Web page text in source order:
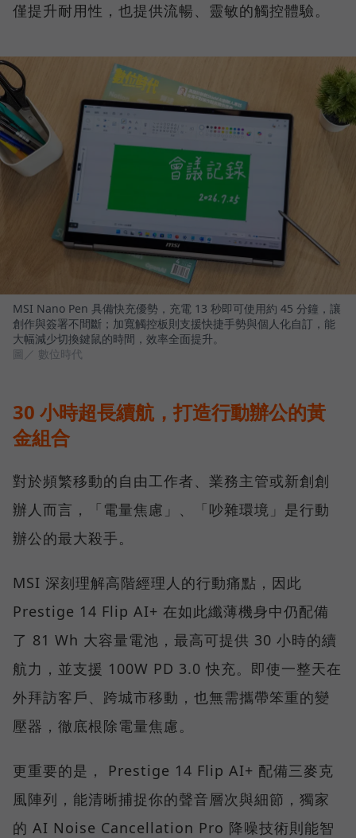
僅提升耐用性，也提供流暢、靈敏的觸控體驗。
MSI Nano Pen 具備快充優勢，充電 13 秒即可使用約 45 分鐘，讓
創作與簽署不間斷；加寬觸控板則支援快捷手勢與個人化自訂，能
大幅減少切換鍵鼠的時間，效率全面提升。
圖／ 數位時代
30 小時超長續航，打造行動辦公的黃
金組合
對於頻繁移動的自由工作者、業務主管或新創創
辦人而言，「電量焦慮」、「吵雜環境」是行動
辦公的最大殺手。
MSI 深刻理解高階經理人的行動痛點，因此
Prestige 14 Flip AI+ 在如此纖薄機身中仍配備
了 81 Wh 大容量電池，最高可提供 30 小時的續
航力，並支援 100W PD 3.0 快充。即使一整天在
外拜訪客戶、跨城市移動，也無需攜帶笨重的變
壓器，徹底根除電量焦慮。
更重要的是， Prestige 14 Flip AI+ 配備三麥克
風陣列，能清晰捕捉你的聲音層次與細節，獨家
的 AI Noise Cancellation Pro 降噪技術則能智